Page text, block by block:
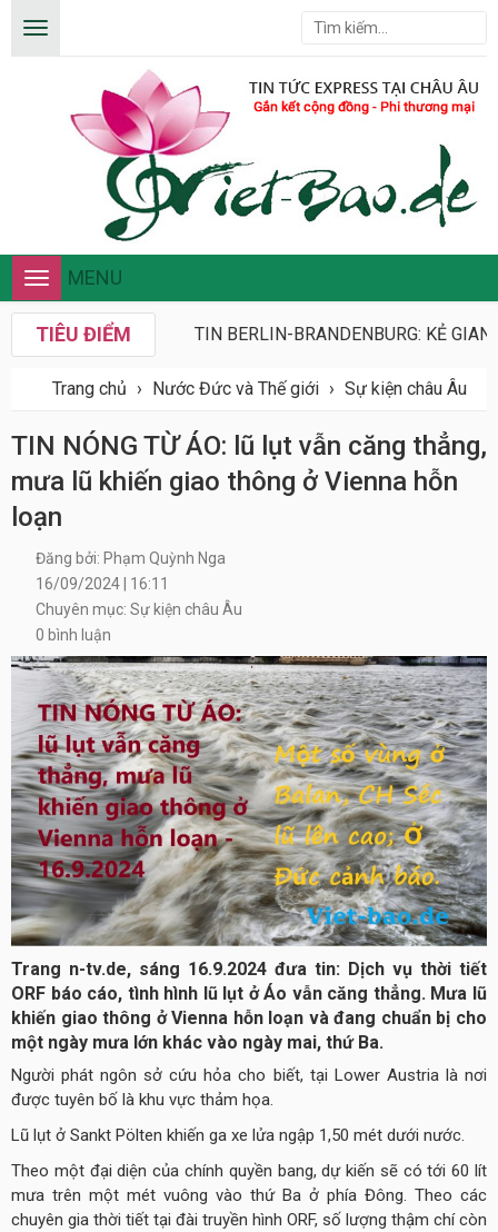
Toggle
navigation
MENU
TIÊU ĐIỂM TIN BERLIN-BRANDENBURG: KẺ
Trang chủ › Nước Đức và Thế giới › Sự kiện châu Âu
TIN NÓNG TỪ ÁO: lũ lụt vẫn căng thẳng,
mưa lũ khiến giao thông ở Vienna hỗn
loạn
Đăng bởi: Phạm Quỳnh Nga
16/09/2024 | 16:11
Chuyên mục: Sự kiện châu Âu
0 bình luận
Trang n-tv.de, sáng 16.9.2024 đưa tin: Dịch vụ thời tiết
ORF báo cáo, tình hình lũ lụt ở Áo vẫn căng thẳng. Mưa lũ
khiến giao thông ở Vienna hỗn loạn và đang chuẩn bị cho
một ngày mưa lớn khác vào ngày mai, thứ Ba.
Người phát ngôn sở cứu hỏa cho biết, tại Lower Austria là nơi
được tuyên bố là khu vực thảm họa.
Lũ lụt ở Sankt Pölten khiến ga xe lửa ngập 1,50 mét dưới nước.
Theo một đại diện của chính quyền bang, dự kiến sẽ có tới 60 lít
mưa trên một mét vuông vào thứ Ba ở phía Đông. Theo các
chuyên gia thời tiết tại đài truyền hình ORF, số lượng thậm chí còn